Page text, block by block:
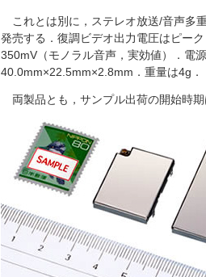
これとは別に，ステレオ放送/音声多
発売する．復調ビデオ出力電圧はピー
350mV（モノラル音声，実効値）．電
40.0mm×22.5mm×2.8mm．重量は4g．
両製品とも，サンプル出荷の開始時期